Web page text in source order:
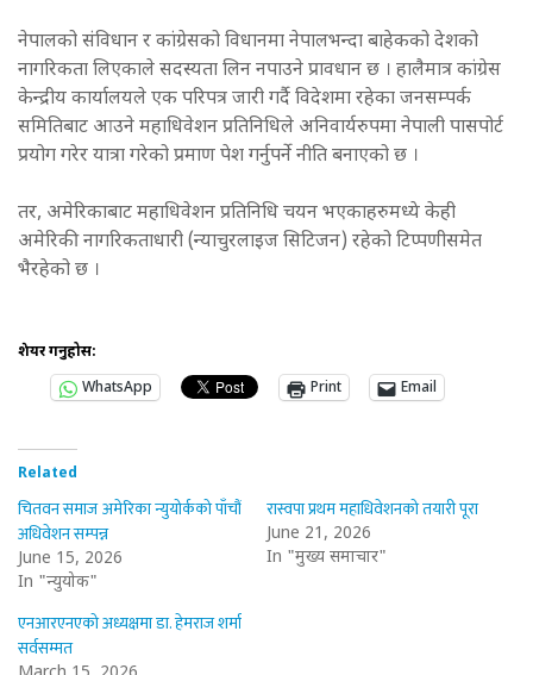
नेपालको संविधान र कांग्रेसको विधानमा नेपालभन्दा बाहेकको देशको
नागरिकता लिएकाले सदस्यता लिन नपाउने प्रावधान छ । हालैमात्र कांग्रेस
केन्द्रीय कार्यालयले एक परिपत्र जारी गर्दै विदेशमा रहेका जनसम्पर्क
समितिबाट आउने महाधिवेशन प्रतिनिधिले अनिवार्यरुपमा नेपाली पासपोर्ट
प्रयोग गरेर यात्रा गरेको प्रमाण पेश गर्नुपर्ने नीति बनाएको छ ।
तर, अमेरिकाबाट महाधिवेशन प्रतिनिधि चयन भएकाहरुमध्ये केही
अमेरिकी नागरिकताधारी (न्याचुरलाइज सिटिजन) रहेको टिप्पणीसमेत
भैरहेको छ ।
शेयर गर्नुहोस:
WhatsApp
Print Email
Related
चितवन समाज अमेरिका न्युयोर्कको पाँचौं
अधिवेशन सम्पन्न
June 15, 2026
In "न्युयोर्क"
रास्वपा प्रथम महाधिवेशनको तयारी पूरा
June 21, 2026
In "मुख्य समाचार"
एनआरएनएको अध्यक्षमा डा. हेमराज शर्मा
सर्वसम्मत